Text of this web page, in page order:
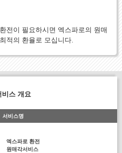
전이 필요하시면 엑스파로의 원매
적의 환율로 모십니다.
비스 개요
서비스명
엑스파로 환전
원매각서비스